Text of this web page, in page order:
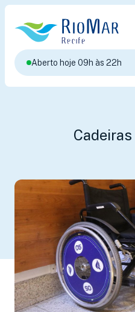
Aberto hoje 09h às 22h